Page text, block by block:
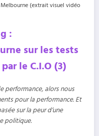
(extrait visuel vidéo
:
sur les tests
le C.I.O (3)
performance, alors nous
pour la performance. Et
sur la peur d’une
politique.